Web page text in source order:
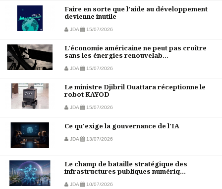
Faire en sorte que l’aide au développement
devienne inutile
JDA 15/07/2026
L'économie américaine ne peut pas croître
sans les énergies renouvelab...
JDA 15/07/2026
Le ministre Djibril Ouattara réceptionne le
robot KAYOD
JDA 15/07/2026
Ce qu'exige la gouvernance de l'IA
JDA 13/07/2026
Le champ de bataille stratégique des
infrastructures publiques numériq...
JDA 10/07/2026